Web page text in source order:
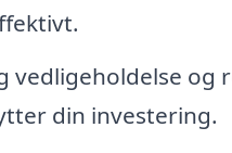
vedligeholdelse
din investering.